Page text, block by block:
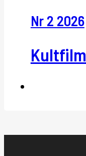
Nr 2 2026
Kultfilm